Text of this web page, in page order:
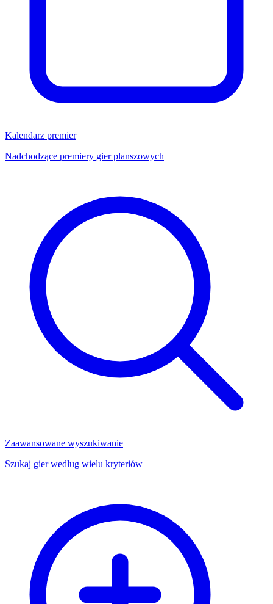
Kalendarz premier
Nadchodzące premiery gier planszowych
Zaawansowane wyszukiwanie
Szukaj gier według wielu kryteriów